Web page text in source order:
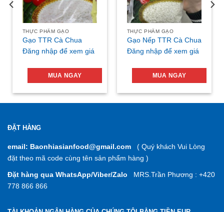
THỰC PHẨM GẠO
Gạo TTR Cà Chua
Đăng nhập để xem giá
MUA NGAY
THỰC PHẨM GẠO
Gạo Nếp TTR Cà Chua
Đăng nhập để xem giá
MUA NGAY
ĐẶT HÀNG
email: Baonhiasianfood@gmail.com ( Quý khách Vui Lòng
đặt theo mã code cùng tên sản phẩm hàng )
Đặt hàng qua WhatsApp/Viber/Zalo MRS.Trần Phương : +420
778 866 866